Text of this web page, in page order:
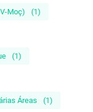
Moç) (1)
(1)
Áreas (1)